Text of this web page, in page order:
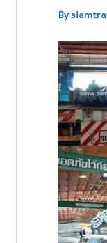
By